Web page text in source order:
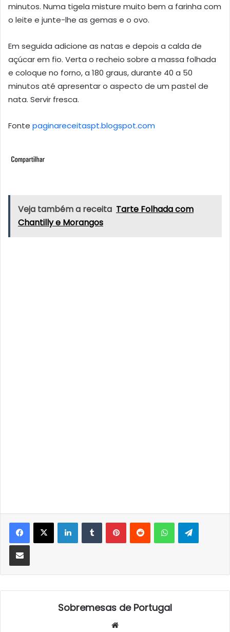
minutos. Numa tigela misture muito bem a farinha com
o leite e junte-lhe as gemas e o ovo.
Em seguida adicione as natas e depois a calda de
açúcar em fio. Verta o recheio sobre a massa folhada
e coloque no forno, a 180 graus, durante 40 a 50
minutos até apresentar o aspecto de um pastel de
nata. Servir fresca.
Fonte paginareceitaspt.blogspot.com
Veja também a receita Tarte Folhada com
Chantilly e Morangos
LinkedInTumblrPinterestReddit WhatsApp
Partilhar Via Email
Sobremesas de Portugal